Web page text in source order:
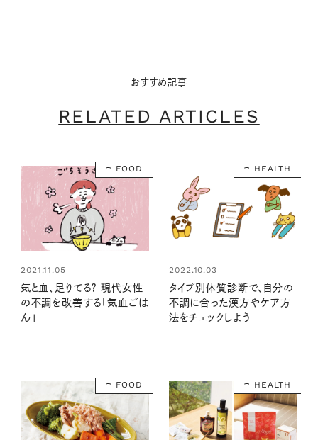
おすすめ記事
RELATED ARTICLES
FOOD
2021.11.05
気と血、足りてる？ 現代女性
の不調を改善する「気血ごは
ん」
HEALTH
2022.10.03
タイプ別体質診断で、自分の
不調に合った漢方やケア方
法をチェックしよう
FOOD HEALTH